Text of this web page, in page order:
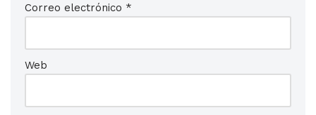
Correo electrónico *
Web